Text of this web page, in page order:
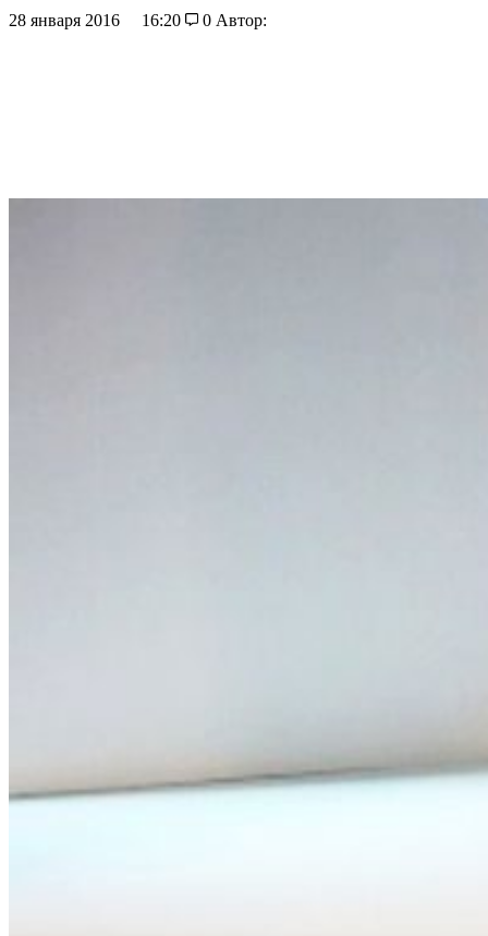
28 января 2016 16:20 0 Автор: